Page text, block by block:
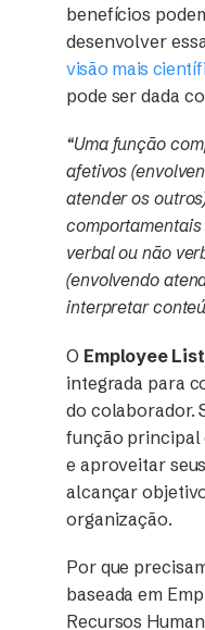
benefícios
desenvolver
visão mais
pode ser dada
“Uma função
afetivos
atender os
verbal ou não
(envolvendo
interpretar
O Employee
integrada para
do colaborador.
função principal
e aproveitar
alcançar
organização.
Por que
baseada em
Recursos